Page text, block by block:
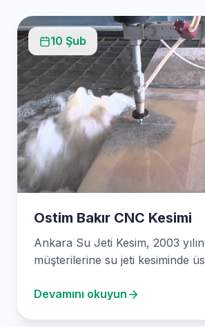
10 Şub
Ostim Bakır CNC Kesimi
Ankara Su Jeti Kesim, 2003
müşterilerine su jeti kesiminde
Devamını okuyun